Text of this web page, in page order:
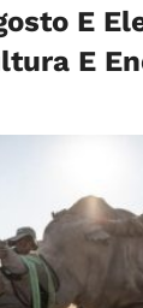
E
E